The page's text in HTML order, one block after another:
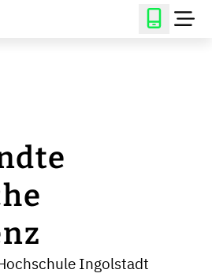
Ingolstadt